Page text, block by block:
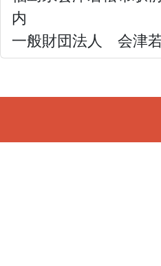
内
一般財団法人 会津